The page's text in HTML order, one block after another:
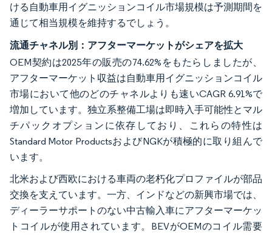
ける自動車用イグニッションコイル市場規模は予測期間を
通じて相当規模を維持するでしょう。
流通チャネル別：アフターマーケットがシェアを拡大
OEM契約は2025年の販売の74.62%をもたらしましたが、
アフターマーケット収益は自動車用イグニッションコイル
市場において他のどのチャネルよりも速いCAGR 6.91%で
増加しています。独立系整備工場は即時入手可能性とマル
チパックオプションに依存しており、これらの特性は
Standard Motor ProductsおよびNGKが積極的に取り組んで
います。
北米および西欧における車両の老朽化プロファイルが部品
交換を支えています。一方、インドなどの新興市場では、
ディーラーサポートのない中古輸入車にアフターマーケッ
トコイルが使用されています。BEVがOEMのコイル需要